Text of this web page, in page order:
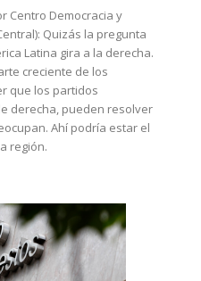
Centro Democracia y
Quizás la pregunta
Latina gira a la derecha.
creciente de los
que los partidos
derecha, pueden resolver
Ahí podría estar el
región.